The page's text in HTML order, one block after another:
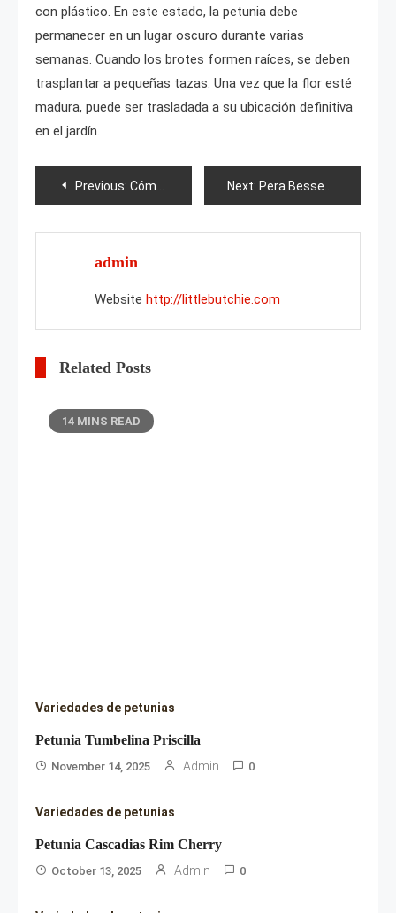
con plástico. En este estado, la petunia debe
permanecer en un lugar oscuro durante varias
semanas. Cuando los brotes formen raíces, se deben
trasplantar a pequeñas tazas. Una vez que la flor esté
madura, puede ser trasladada a su ubicación definitiva
en el jardín.
Post
navigation
Previous: Cómo podar cebollas antes de plantarlas? Next: Pera Bessemianka
admin
Website http://littlebutchie.com
Related Posts
14 MINS READ
Variedades de petunias
Petunia Tumbelina Priscilla
November 14, 2025 Admin 0
Variedades de petunias
Petunia Cascadias Rim Cherry
October 13, 2025 Admin 0